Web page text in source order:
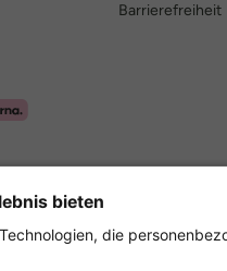
Barrierefreiheit
Sicher einkaufen mit